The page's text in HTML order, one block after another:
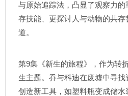
与原始追踪法，凸显了观察力
存技能、更探讨人与动物的共
道。
第9集《新生的旅程》，作为转
生主题。乔与科迪在废墟中寻
创造新工具，如塑料瓶变成储